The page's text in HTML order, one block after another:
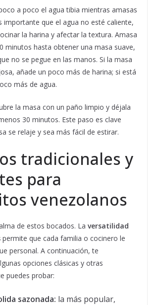
a poco el agua tibia mientras amasas
importante que el agua no esté caliente,
la harina y afectar la textura. Amasa
minutos hasta obtener una masa suave,
no se pegue en las manos. Si la masa
añade un poco más de harina; si está
más de agua.
la masa con un paño limpio y déjala
30 minutos. Este paso es clave
se relaje y sea más fácil de estirar.
tradicionales y
para
venezolanos
de estos bocados. La versatilidad
permite que cada familia o cocinero le
personal. A continuación, te
opciones clásicas y otras
puedes probar:
sazonada: la más popular,